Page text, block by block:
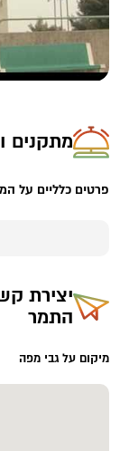
אל תהססו ליצור
קישורים:
hW5uMCFAEqA
כיצד משחקים
שימו לב למגוון
מותאם לרכבים
מתקנים
פרטים כלליים על
יצירת
התמר
מיקום על גבי מפה